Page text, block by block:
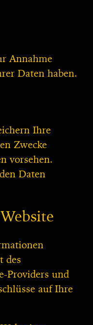
Annahme
Daten haben.
Ihre
Zwecke
vorsehen.
Daten
des
Providers und
auf Ihre